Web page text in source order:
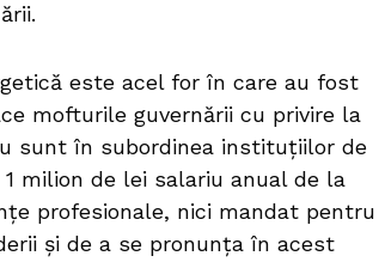
este acel for în care au fost
mofturile guvernării cu privire la
sunt în subordinea instituțiilor de
milion de lei salariu anual de la
profesionale, nici mandat pentru
și de a se pronunța în acest